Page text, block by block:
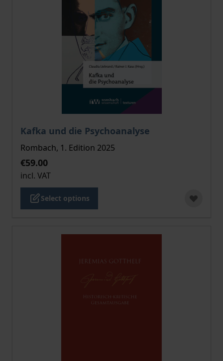
Kafka und die Psychoanalyse
The price depends on the options chosen on the
Rombach, 1. Edition 2025
€59.00
incl. VAT
Select options